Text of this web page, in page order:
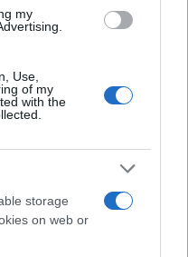
my
Use,
of my
with the
storage
on web or
αποχώρηση
για Μαριαλένα
«Έχω
είναι καλύτεροι»
για τη
– «Θα σας πως